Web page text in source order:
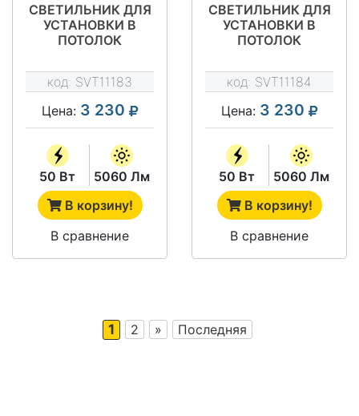
СВЕТИЛЬНИК ДЛЯ
УСТАНОВКИ В
ПОТОЛОК
ARM G-50-4X18-KL
код: SVT11183
Цена: 3 230
50 Вт
5060 Лм
В корзину!
В сравнение
СВЕТИЛЬНИК ДЛЯ
УСТАНОВКИ В
ПОТОЛОК
ARM G-50-4X18-PR
код: SVT11184
Цена: 3 230
50 Вт
5060 Лм
В корзину!
В сравнение
1 2 » Последняя